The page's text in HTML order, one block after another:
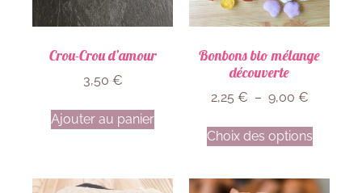
Crou-Crou d’amour
3,50 €
Ajouter au panier
Bonbons bio mélange
découverte
2,25 € – 9,00 €
Choix des options